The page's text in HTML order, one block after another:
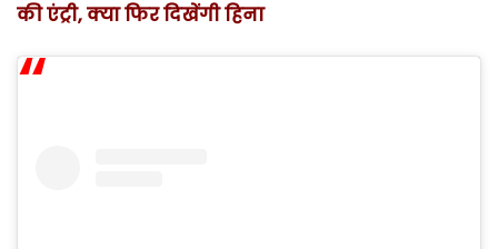
की एंट्री, क्या फिर दिखेंगी हिना